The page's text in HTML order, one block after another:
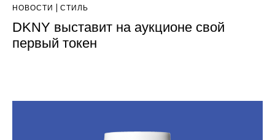
НОВОСТИ СТИЛЬ
DKNY выставит на аукционе свой
первый токен